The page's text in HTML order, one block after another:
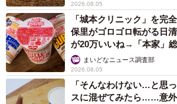
と堪能することができる。
2026.08.05
「城本クリニック」を
保里がゴロゴロ転がる日
が20万いいね→「本家」
いいねまいどなニュース調査部
2026.08.05
「そんなわけない…と思
スに混ぜてみたら……意